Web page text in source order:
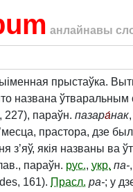
анлайнавы
прыстаўка.
названа ўтваральным
227), параўн. пазара́нак,
’месца, прастора, дзе
з’яў, якія названы ва
параўн. рус., укр. па‑,
161). Прасл. pa‑; у